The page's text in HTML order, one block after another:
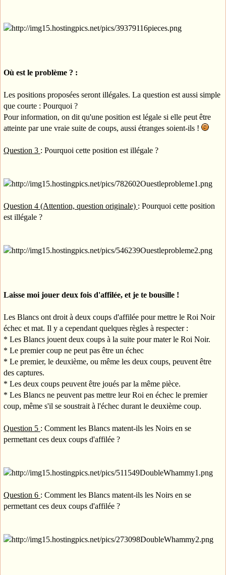
Où est le problème ? :
Les positions proposées seront illégales. La question est aussi simple
que courte : Pourquoi ?
Pour information, on dit qu'une position est légale si elle peut être
atteinte par une vraie suite de coups, aussi étranges soient-ils !
Question 3 : Pourquoi cette position est illégale ?
Question 4 (Attention, question originale) : Pourquoi cette position
est illégale ?
Laisse moi jouer deux fois d'affilée, et je te bousille !
Les Blancs ont droit à deux coups d'affilée pour mettre le Roi Noir
échec et mat. Il y a cependant quelques règles à respecter :
* Les Blancs jouent deux coups à la suite pour mater le Roi Noir.
* Le premier coup ne peut pas être un échec
* Le premier, le deuxième, ou même les deux coups, peuvent être
des captures.
* Les deux coups peuvent être joués par la même pièce.
* Les Blancs ne peuvent pas mettre leur Roi en échec le premier
coup, même s'il se soustrait à l'échec durant le deuxième coup.
Question 5 : Comment les Blancs matent-ils les Noirs en se
permettant ces deux coups d'affilée ?
Question 6 : Comment les Blancs matent-ils les Noirs en se
permettant ces deux coups d'affilée ?